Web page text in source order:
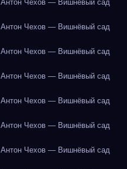
Антон Чехов — Вишнёвый сад
Антон Чехов — Вишнёвый сад
Антон Чехов — Вишнёвый сад
Антон Чехов — Вишнёвый сад
Антон Чехов — Вишнёвый сад
Антон Чехов — Вишнёвый сад
Антон Чехов — Вишнёвый сад